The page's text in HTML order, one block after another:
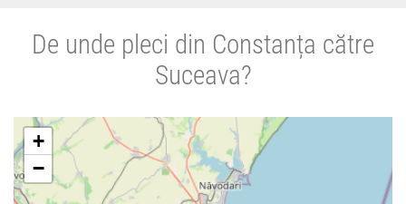
De unde pleci din Constanța către
Suceava?
+
−